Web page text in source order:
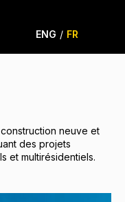
ENG / FR
neuve et
des projets
et multirésidentiels.